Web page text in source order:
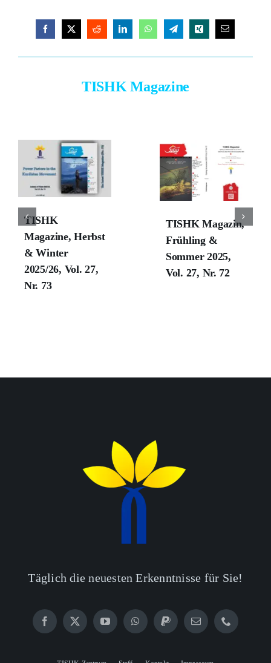
TISHK Magazine
TISHK
Magazine, Herbst
& Winter
2025/26, Vol. 27,
Nr. 73
TISHK Magazin,
Frühling &
Sommer 2025,
Vol. 27, Nr. 72
Täglich die neuesten Erkenntnisse für Sie!